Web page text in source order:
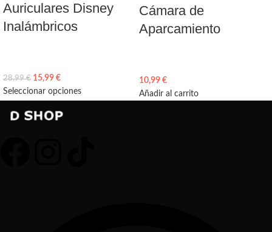
Auriculares Disney
Inalámbricos
28,99€ 15,99 €
Seleccionar opciones
Cámara de
Aparcamiento
10,99 €
Añadir al carrito